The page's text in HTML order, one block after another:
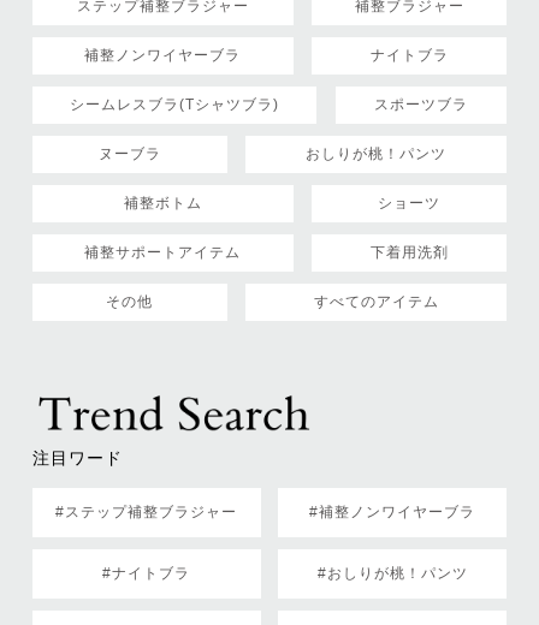
ステップ補整ブラジャー 補整ブラジャー
補整ノンワイヤーブラ ナイトブラ
シームレスブラ(Tシャツブラ) スポーツブラ
ヌーブラ おしりが桃！パンツ
補整ボトム ショーツ
補整サポートアイテム 下着用洗剤
その他 すべてのアイテム
注目ワード
#ステップ補整ブラジャー #補整ノンワイヤーブラ
#ナイトブラ #おしりが桃！パンツ